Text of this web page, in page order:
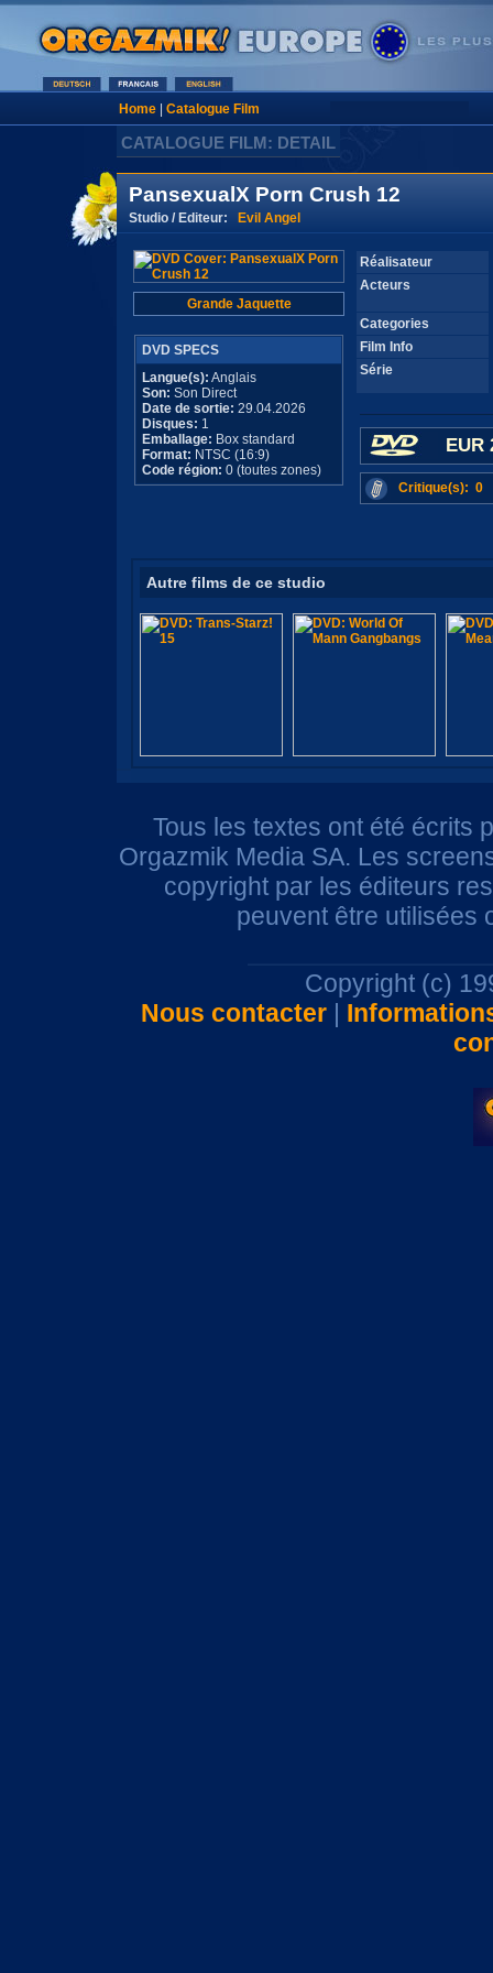
Home| Catalogue Film
CATALOGUE FILM: DETAIL
PansexualX Porn Crush 12
Studio / Editeur: Evil Angel
Grande Jaquette
DVD SPECS
Langue(s): Anglais
Son: Son Direct
Date de sortie: 29.04.2026
Disques: 1
Emballage: Box standard
Format: NTSC (16:9)
Code région: 0 (toutes zones)
Réalisateur
Acteurs
Categories
Film Info
Série
EUR
Critique(s): 0
Autre films de ce studio
Tous les textes ont été écrits
Orgazmik Media SA. Les
copyright par les éditeurs
peuvent être utilisées
Copyright (c)
Nous contacter|